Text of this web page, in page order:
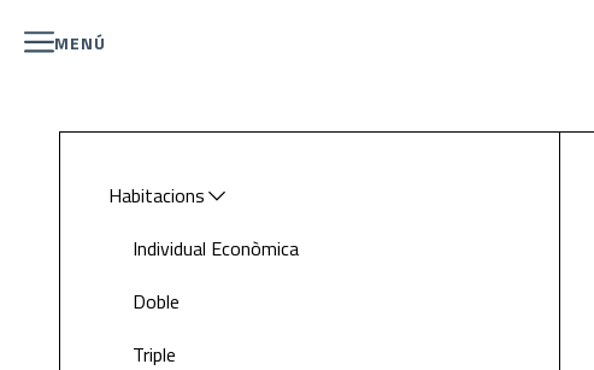
MENÚ
Habitacions
Individual Econòmica
Doble
Triple